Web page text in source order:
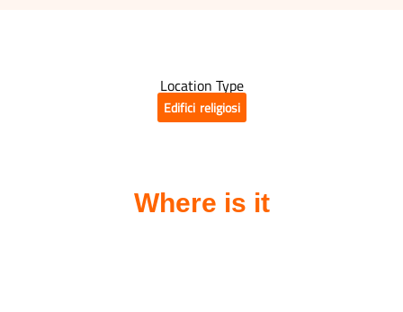
Location Type
Edifici religiosi
Where is it